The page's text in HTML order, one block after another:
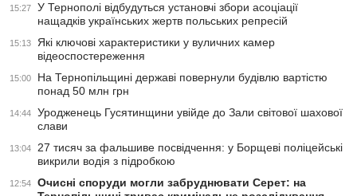
15:27
У Тернополі відбудуться установчі збори асоціації
нащадків українських жертв польських репресій
15:13
Які ключові характеристики у вуличних камер
відеоспостереження
15:00
На Тернопільщині державі повернули будівлю вартістю
понад 50 млн грн
14:44
Уродженець Гусятинщини увійде до Зали світової шахової
слави
13:04
27 тисяч за фальшиве посвідчення: у Борщеві поліцейські
викрили водія з підробкою
12:54
Очисні споруди могли забруднювати Серет: на